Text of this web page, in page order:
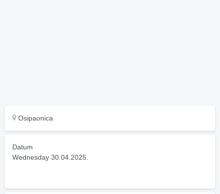
Osipaonica
Datum
Wednesday 30.04.2025.